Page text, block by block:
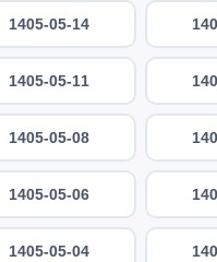
1405-05-14
1405-05-11
1405-05-08
1405-05-06
1405-05-04